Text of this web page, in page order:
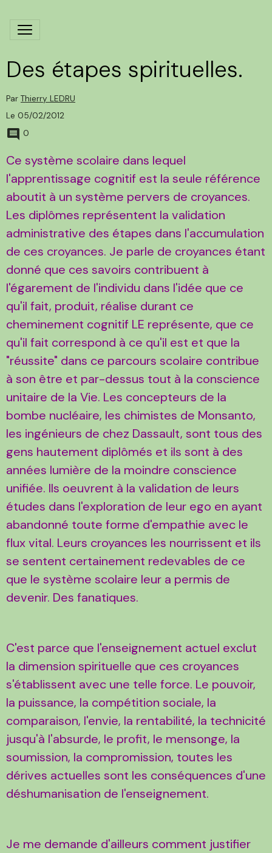
Des étapes spirituelles.
Par Thierry LEDRU
Le 05/02/2012
0
Ce système scolaire dans lequel
l'apprentissage cognitif est la seule référence
aboutit à un système pervers de croyances.
Les diplômes représentent la validation
administrative des étapes dans l'accumulation
de ces croyances. Je parle de croyances étant
donné que ces savoirs contribuent à
l'égarement de l'individu dans l'idée que ce
qu'il fait, produit, réalise durant ce
cheminement cognitif LE représente, que ce
qu'il fait correspond à ce qu'il est et que la
"réussite" dans ce parcours scolaire contribue
à son être et par-dessus tout à la conscience
unitaire de la Vie. Les concepteurs de la
bombe nucléaire, les chimistes de Monsanto,
les ingénieurs de chez Dassault, sont tous des
gens hautement diplômés et ils sont à des
années lumière de la moindre conscience
unifiée. Ils oeuvrent à la validation de leurs
études dans l'exploration de leur ego en ayant
abandonné toute forme d'empathie avec le
flux vital. Leurs croyances les nourrissent et ils
se sentent certainement redevables de ce
que le système scolaire leur a permis de
devenir. Des fanatiques.
C'est parce que l'enseignement actuel exclut
la dimension spirituelle que ces croyances
s'établissent avec une telle force. Le pouvoir,
la puissance, la compétition sociale, la
comparaison, l'envie, la rentabilité, la technicité
jusqu'à l'absurde, le profit, le mensonge, la
soumission, la compromission, toutes les
dérives actuelles sont les conséquences d'une
déshumanisation de l'enseignement.
Je me demande d'ailleurs comment justifier